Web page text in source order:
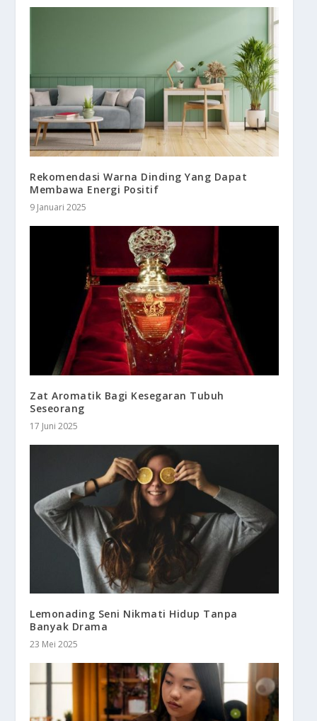
Rekomendasi Warna Dinding Yang Dapat
Membawa Energi Positif
9 Januari 2025
Zat Aromatik Bagi Kesegaran Tubuh
Seseorang
17 Juni 2025
Lemonading Seni Nikmati Hidup Tanpa
Banyak Drama
23 Mei 2025